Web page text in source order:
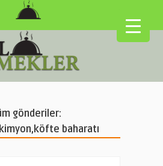
gönderiler:
baharatı